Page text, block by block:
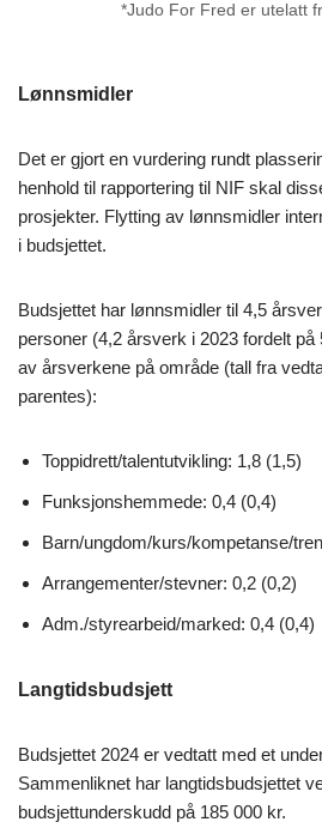
*Judo For Fred er utelatt
Lønnsmidler
Det er gjort en vurdering rundt
henhold til rapportering til NIF skal
prosjekter. Flytting av lønnsmidler
i budsjettet.
Budsjettet har lønnsmidler til 4,5
personer (4,2 årsverk i 2023 fordelt
av årsverkene på område (tall fra
parentes):
Toppidrett/talentutvikling: 1,8 (1,5)
Funksjonshemmede: 0,4 (0,4)
Barn/ungdom/kurs/kompetanse/
Arrangementer/stevner: 0,2 (0,2)
Adm./styrearbeid/marked: 0,4 (0,4)
Langtidsbudsjett
Budsjettet 2024 er vedtatt med et
Sammenliknet har langtidsbudsjettet
budsjettunderskudd på 185 000 kr.